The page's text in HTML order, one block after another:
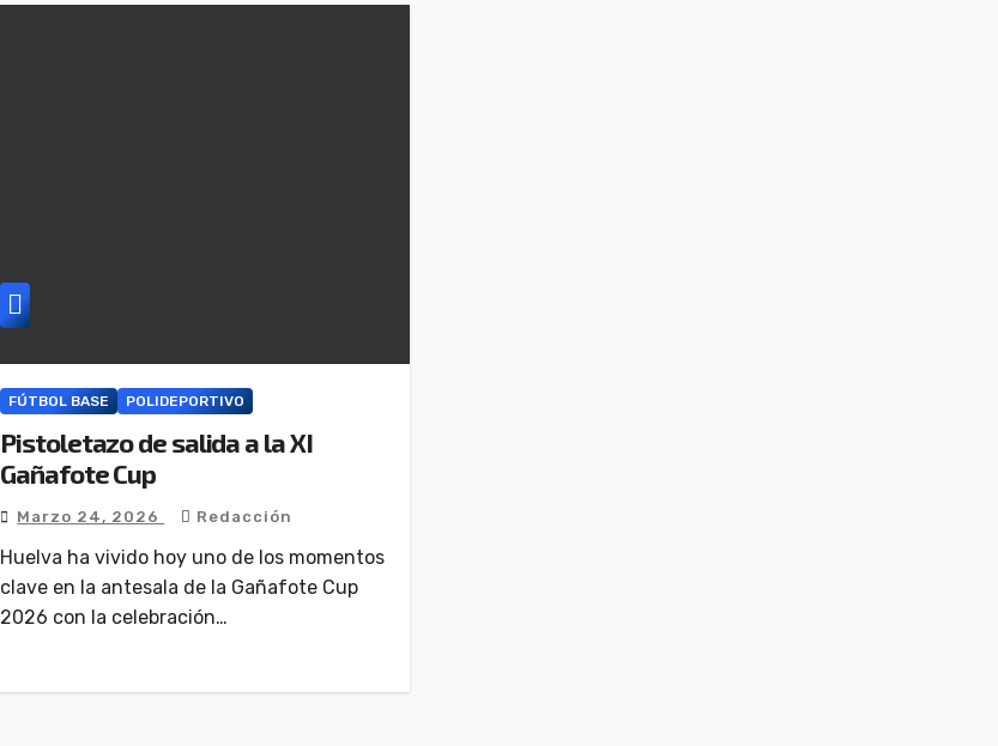
FÚTBOL BASE POLIDEPORTIVO
Pistoletazo de salida a la XI
Gañafote Cup
Marzo 24, 2026 Redacción
Huelva ha vivido hoy uno de los momentos
clave en la antesala de la Gañafote Cup
2026 con la celebración…